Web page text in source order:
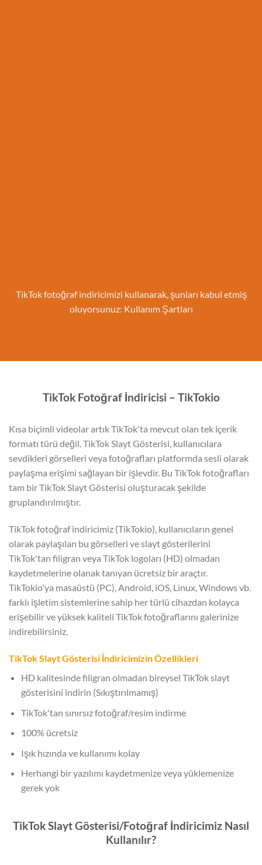
TikTok fotoğraf indiricimizi kullanarak, şunları kabul etmiş
oluyorsunuz: Kullanım Şartları
TikTok Fotoğraf İndiricisi – TikTokio
Kısa biçimli videolar artık TikTok'ta mevcut olan tek içerik
formatı türü değil. TikTok Slayt Gösterisi, kullanıcılara
sevdikleri görselleri veya fotoğrafları platformda sesli olarak
paylaşma erişimi sağlayan bir işlevdir. Bu TikTok fotoğrafları
tam bir TikTok Slayt Gösterisi oluşturacak şekilde
gruplandırılmıştır.
TikTok fotoğraf indiricimiz (TikTokio), kullanıcıların genel
olarak paylaşılan bu görselleri ve slayt gösterilerini
TikTok'tan filigran veya TikTok logoları (HD) olmadan
kaydetmelerine olanak tanıyan ücretsiz bir araçtır.
TikTokio'ya masaüstü (PC), Android, iOS, Linux, Windows vb.
farklı işletim sistemlerine sahip her türlü cihazdan kolayca
erişebilir ve yüksek kaliteli TikTok fotoğraflarını galerinize
indirebilirsiniz.
TikTok Slayt Gösterisi İndiricimizin Özellikleri
HD kalitesinde filigran olmadan bireysel TikTok slayt
gösterisini indirin (Sıkıştırılmamış)
TikTok'tan sınırsız fotoğraf/resim indirme
100% ücretsiz
Işık hızında ve kullanımı kolay
Herhangi bir yazılımı kaydetmenize veya yüklemenize
gerek yok
TikTok Slayt Gösterisi/Fotoğraf İndiricimiz Nasıl
Kullanılır?